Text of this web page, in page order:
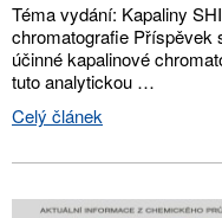
Téma vydání: Kapaliny
chromatografie Příspěvek
účinné kapalinové
tuto analytickou …
Celý článek